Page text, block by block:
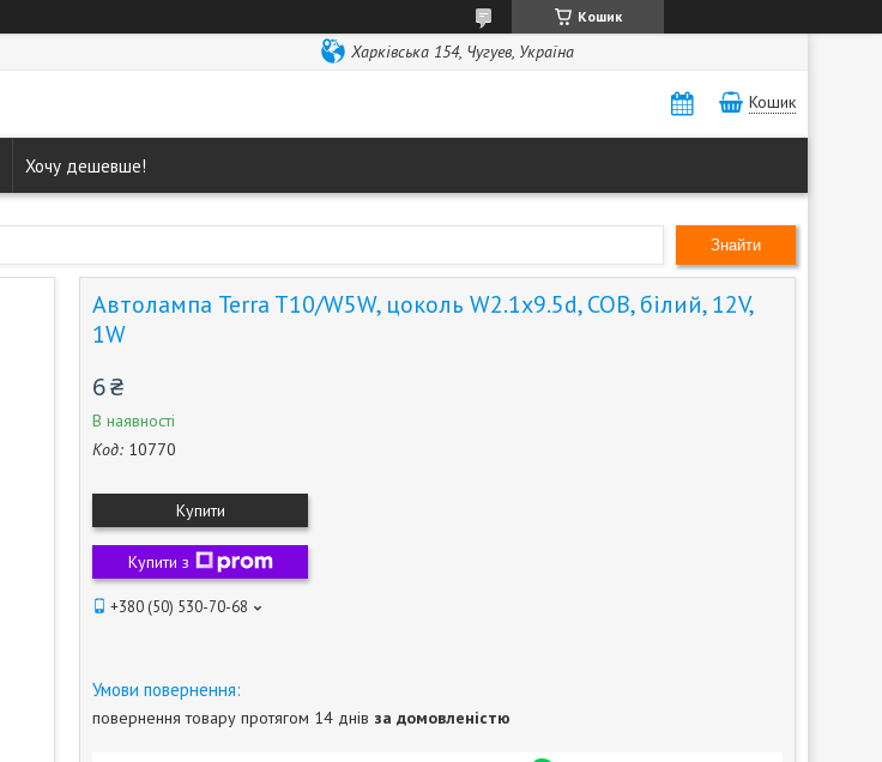
Кошик
Харківська 154, Чугуев, Україна
Кошик
Хочу дешевше!
Знайти
Автолампа Terra T10/W5W, цоколь W2.1x9.5d, COB, білий, 12V,
1W
6 ₴
В наявності
Код: 10770
Купити
Купити з
+380 (50) 530-70-68
повернення товару протягом 14 днів за домовленістю